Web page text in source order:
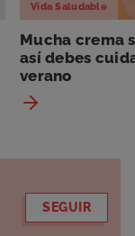
Vida Saludable
Mucha crema
así debes
verano
SEGUIR